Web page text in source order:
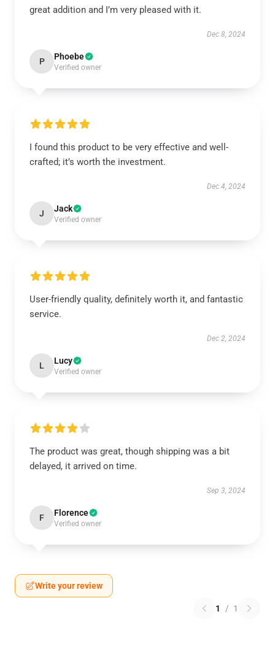
great addition and I’m very pleased with it.
Dec 8, 2024
P Phoebe
Verified owner
I found this product to be very effective and well-
crafted; it’s worth the investment.
Dec 4, 2024
J Jack
Verified owner
User-friendly quality, definitely worth it, and fantastic
service.
Dec 2, 2024
L Lucy
Verified owner
The product was great, though shipping was a bit
delayed, it arrived on time.
Sep 3, 2024
F Florence
Verified owner
Write your review
1 / 1